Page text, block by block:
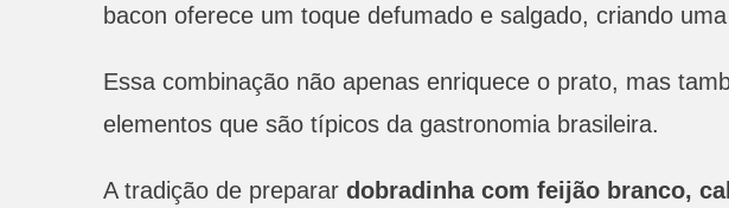
bacon oferece um toque defumado e salgado, criando
Essa combinação não apenas enriquece o prato, mas
elementos que são típicos da gastronomia brasileira.
A tradição de preparar dobradinha com feijão branco,